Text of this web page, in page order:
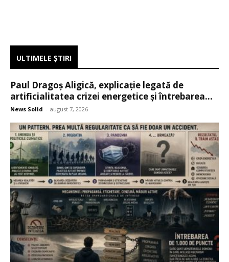
ULTIMELE ŞTIRI
Paul Dragoș Aligică, explicație legată de
artificialitatea crizei energetice și întrebarea...
News Solid - august 7, 2026